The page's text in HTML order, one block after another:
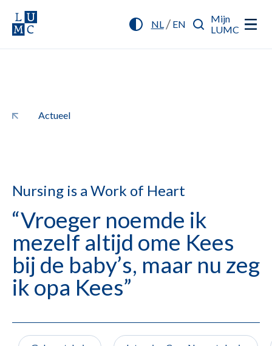
NL/ EN
Mijn
LUMC
Actueel
Nursing is a Work of Heart
“Vroeger noemde ik
mezelf altijd ome Kees
bij de baby’s, maar nu zeg
ik opa Kees”